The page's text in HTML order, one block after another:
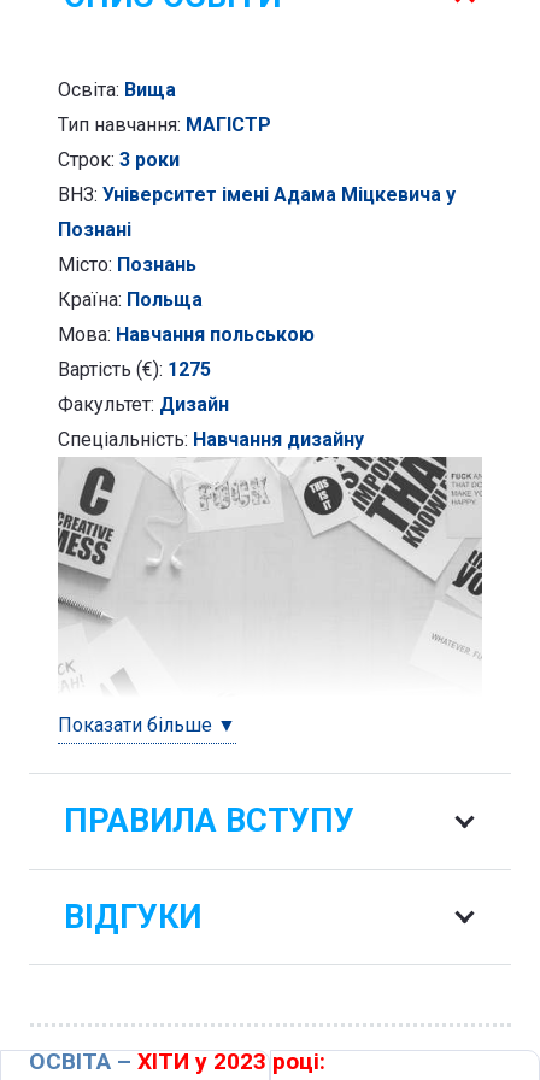
Освіта: Вища
Тип навчання: МАГІСТР
Строк: 3 роки
ВНЗ: Університет імені Адама Міцкевича у
Познані
Місто: Познань
Країна: Польща
Мова: Навчання польською
Вартість (€): 1275
Факультет: Дизайн
Спеціальність: Навчання дизайну
Показати більше ▼
ПРАВИЛА ВСТУПУ
ВІДГУКИ
ОСВІТА – ХІТИ у 2023 році: